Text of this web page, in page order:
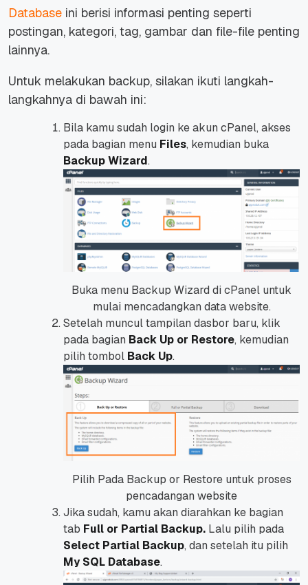
Database ini berisi informasi penting seperti
postingan, kategori, tag, gambar dan file-file penting
lainnya.
Untuk melakukan backup, silakan ikuti langkah-
langkahnya di bawah ini:
Bila kamu sudah login ke akun cPanel, akses
pada bagian menu Files, kemudian buka
Backup Wizard.
Buka menu Backup Wizard di cPanel untuk
mulai mencadangkan data website.
Setelah muncul tampilan dasbor baru, klik
pada bagian Back Up or Restore, kemudian
pilih tombol Back Up.
Pilih Pada Backup or Restore untuk proses
pencadangan website
Jika sudah, kamu akan diarahkan ke bagian
tab Full or Partial Backup. Lalu pilih pada
Select Partial Backup, dan setelah itu pilih
My SQL Database.